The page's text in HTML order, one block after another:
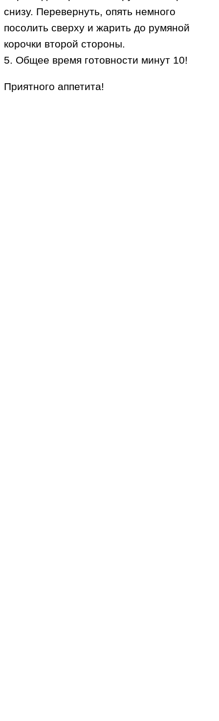
снизу. Перевернуть, опять немного
посолить сверху и жарить до румяной
корочки второй стороны.
5. Общее время готовности минут 10!
Приятного аппетита!